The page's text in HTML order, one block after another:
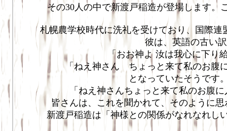
その30人の中で新渡戸稲造が登場します。
札幌農学校時代に洗礼を受けており、国際連
彼は、英語の古い
「おお神よ 汝は我心に下り
「ねえ神さん ちょっと来て私のお腹
となっていたそうです
「ねえ神さんちょっと来て私のお腹
皆さんは、これを聞かれて、そのように
新渡戸稲造は「神様との関係がなれなれし